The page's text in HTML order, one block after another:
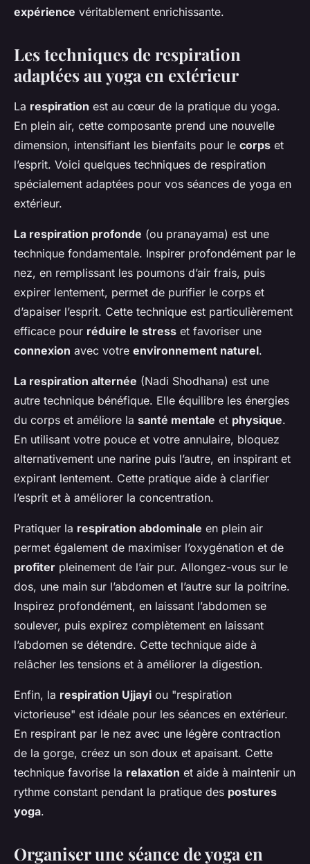
expérience véritablement enrichissante.
Les techniques de respiration
adaptées au yoga en extérieur
La respiration est au cœur de la pratique du yoga.
En plein air, cette composante prend une nouvelle
dimension, intensifiant les bienfaits pour le corps et
l’esprit. Voici quelques techniques de respiration
spécialement adaptées pour vos séances de yoga en
extérieur.
La respiration profonde (ou pranayama) est une
technique fondamentale. Inspirer profondément par le
nez, en remplissant les poumons d’air frais, puis
expirer lentement, permet de purifier le corps et
d’apaiser l’esprit. Cette technique est particulièrement
efficace pour réduire le stress et favoriser une
connexion avec votre environnement naturel.
La respiration alternée (Nadi Shodhana) est une
autre technique bénéfique. Elle équilibre les énergies
du corps et améliore la santé mentale et physique.
En utilisant votre pouce et votre annulaire, bloquez
alternativement une narine puis l’autre, en inspirant et
expirant lentement. Cette pratique aide à clarifier
l’esprit et à améliorer la concentration.
Pratiquer la respiration abdominale en plein air
permet également de maximiser l’oxygénation et de
profiter pleinement de l’air pur. Allongez-vous sur le
dos, une main sur l’abdomen et l’autre sur la poitrine.
Inspirez profondément, en laissant l’abdomen se
soulever, puis expirez complètement en laissant
l’abdomen se détendre. Cette technique aide à
relâcher les tensions et à améliorer la digestion.
Enfin, la respiration Ujjayi ou "respiration
victorieuse" est idéale pour les séances en extérieur.
En respirant par le nez avec une légère contraction
de la gorge, créez un son doux et apaisant. Cette
technique favorise la relaxation et aide à maintenir un
rythme constant pendant la pratique des postures
yoga.
Organiser une séance de yoga en